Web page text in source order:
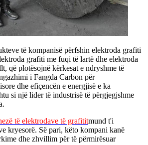
të kompanisë përfshin elektroda grafiti
grafiti me fuqi të lartë dhe elektroda
që plotësojnë kërkesat e ndryshme të
i Fangda Carbon për
dhe efiçencën e energjisë e ka
si një lider të industrisë të përgjegjshme
të elektrodave të grafititmund t'i
kryesorë. Së pari, këto kompani kanë
dhe zhvillim për të përmirësuar